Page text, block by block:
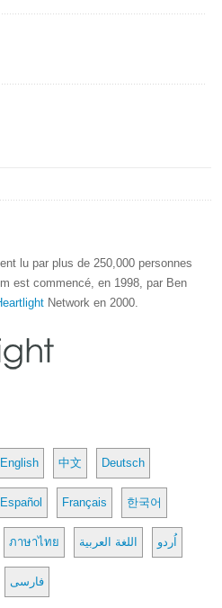
lu par plus de 250,000 personnes
est commencé, en 1998, par Ben
Network en 2000.
English 中文 Deutsch
Español Français 한국어
ภาษาไทย اللغة العربية اُردو
فارسی